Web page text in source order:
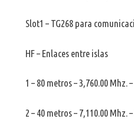
Slot1 – TG268 para
HF – Enlaces entre islas
1 – 80 metros – 3,760.00 Mhz.
2 – 40 metros – 7,110.00 Mhz.